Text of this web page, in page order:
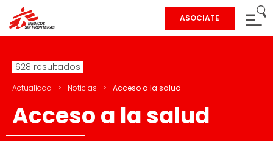
ASOCIATE
628 resultados
Actualidad > Noticias > Acceso a la salud
Acceso a la salud